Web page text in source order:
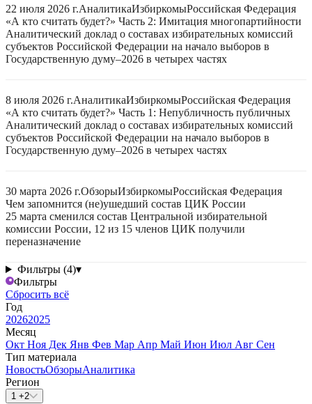
22 июля 2026 г.АналитикаИзбиркомыРоссийская Федерация
«А кто считать будет?» Часть 2: Имитация многопартийности
Аналитический доклад о составах избирательных комиссий
субъектов Российской Федерации на начало выборов в
Государственную думу–2026 в четырех частях
8 июля 2026 г.АналитикаИзбиркомыРоссийская Федерация
«А кто считать будет?» Часть 1: Непубличность публичных
Аналитический доклад о составах избирательных комиссий
субъектов Российской Федерации на начало выборов в
Государственную думу–2026 в четырех частях
30 марта 2026 г.ОбзорыИзбиркомыРоссийская Федерация
Чем запомнится (не)ушедший состав ЦИК России
25 марта сменился состав Центральной избирательной
комиссии России, 12 из 15 членов ЦИК получили
переназначение
Фильтры (4)▾
Фильтры
Сбросить всё
Год
20262025
Месяц
Окт Ноя Дек Янв Фев Мар Апр Май Июн Июл Авг Сен
Тип материала
НовостьОбзорыАналитика
Регион
1 +2